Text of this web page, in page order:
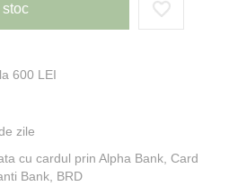
600 LEI
zile
cu cardul prin Alpha Bank, Card
Bank, BRD